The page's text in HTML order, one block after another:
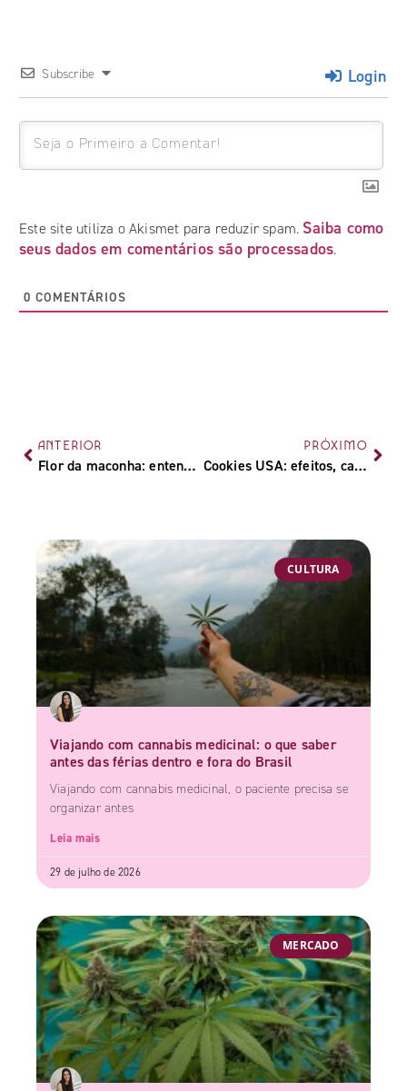
Subscribe Login
Este site utiliza o Akismet para reduzir spam. Saiba como
seus dados em comentários são processados.
0 COMENTÁRIOS
ANTERIOR
Flor da maconha: entenda tudo sobre os famosos buds
PRÓXIMO
Cookies USA: efeitos, características e formas de cultivo da strain
CULTURA
Viajando com cannabis medicinal: o que saber
antes das férias dentro e fora do Brasil
Viajando com cannabis medicinal, o paciente precisa se
organizar antes
Leia mais
29 de julho de 2026
MERCADO